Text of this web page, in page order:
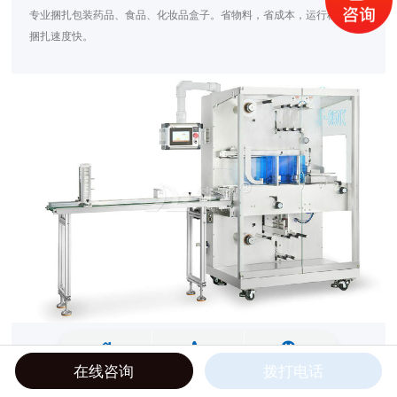
专业捆扎包装药品、食品、化妆品盒子。省物料，省成本，运行稳定，
捆扎速度快。
JF-350捆包机（裹条机）
专业捆扎包装药品、食品、化妆品盒子。省物料，省成本，运行稳定，
在线咨询 拨打电话